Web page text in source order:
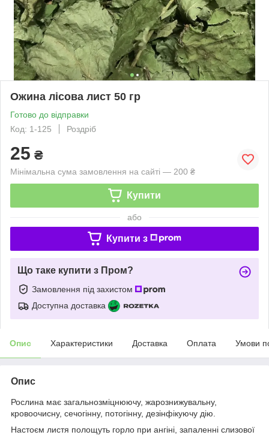
Ожина лісова лист 50 гр
Готово до відправки
Код: 1-125
Роздріб
25 ₴
Мінімальна сума замовлення на сайті — 200 ₴
Купити
або
Купити з
Що таке купити з Пром?
Замовлення під захистом
Доступна доставка
Опис Характеристики Доставка Оплата Умови
Опис
Рослина має загальнозміцнюючу, жарознижувальну,
кровоочисну, сечогінну, потогінну, дезінфікуючу дію.
Настоєм листя полощуть горло при ангіні, запаленні слизової